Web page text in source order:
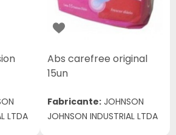
LTDA
Abs carefree original
15un
Fabricante: JOHNSON
JOHNSON INDUSTRIAL LTDA